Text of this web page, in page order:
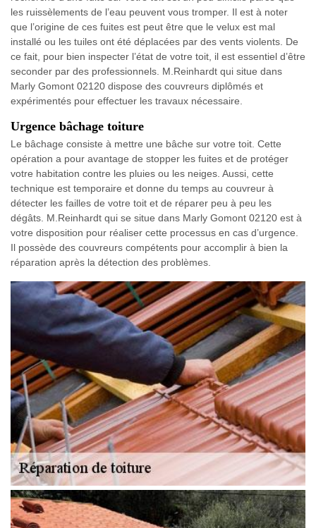
les ruissèlements de l’eau peuvent vous tromper. Il est à noter
que l’origine de ces fuites est peut être que le velux est mal
installé ou les tuiles ont été déplacées par des vents violents. De
ce fait, pour bien inspecter l’état de votre toit, il est essentiel d’être
seconder par des professionnels. M.Reinhardt qui situe dans
Marly Gomont 02120 dispose des couvreurs diplômés et
expérimentés pour effectuer les travaux nécessaire.
Urgence bâchage toiture
Le bâchage consiste à mettre une bâche sur votre toit. Cette
opération a pour avantage de stopper les fuites et de protéger
votre habitation contre les pluies ou les neiges. Aussi, cette
technique est temporaire et donne du temps au couvreur à
détecter les failles de votre toit et de réparer peu à peu les
dégâts. M.Reinhardt qui se situe dans Marly Gomont 02120 est à
votre disposition pour réaliser cette processus en cas d’urgence.
Il possède des couvreurs compétents pour accomplir à bien la
réparation après la détection des problèmes.